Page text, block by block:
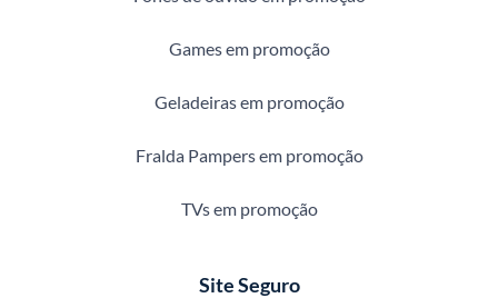
Games em promoção
Geladeiras em promoção
Fralda Pampers em promoção
TVs em promoção
Site Seguro